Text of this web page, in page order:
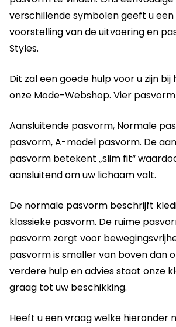
verschillende symbolen geeft u
voorstelling van de uitvoering en
Styles.
Dit zal een goede hulp voor u zijn bij
onze Mode-Webshop. Vier
Aansluitende pasvorm, Normale
pasvorm, A-model pasvorm. De
pasvorm betekent „slim fit“
aansluitend om uw lichaam valt.
De normale pasvorm beschrijft
klassieke pasvorm. De ruime
pasvorm zorgt voor
pasvorm is smaller van boven dan
verdere hulp en advies staat onze
graag tot uw beschikking.
Heeft u een vraag welke hieronder